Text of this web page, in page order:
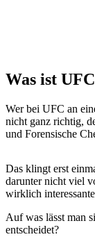
Was ist
Wer bei UFC an
nicht ganz richtig,
und Forensische
Das klingt erst
darunter nicht viel
wirklich
Auf was lässt man
entscheidet?